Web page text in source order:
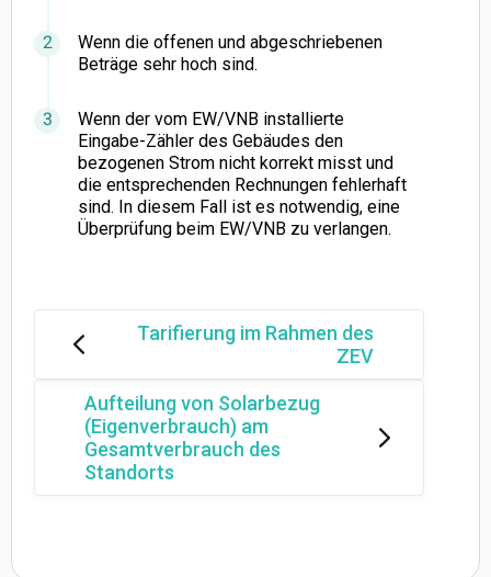
Wenn die offenen und abgeschriebenen
Beträge sehr hoch sind.
Wenn der vom EW/VNB installierte
Eingabe-Zähler des Gebäudes den
bezogenen Strom nicht korrekt misst und
die entsprechenden Rechnungen fehlerhaft
sind. In diesem Fall ist es notwendig, eine
Überprüfung beim EW/VNB zu verlangen.
Tarifierung im Rahmen des
ZEV
Aufteilung von Solarbezug
(Eigenverbrauch) am
Gesamtverbrauch des
Standorts